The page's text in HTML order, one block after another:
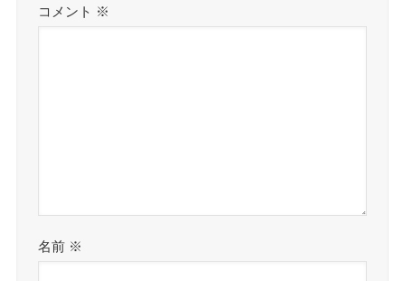
コメント ※
名前 ※